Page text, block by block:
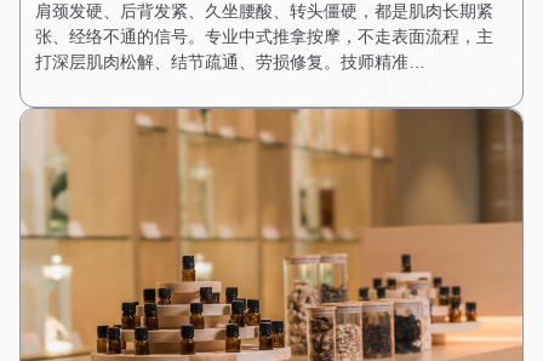
肩颈发硬、后背发紧、久坐腰酸、转头僵硬，都是肌肉长期紧
张、经络不通的信号。专业中式推拿按摩，不走表面流程，主
打深层肌肉松解、结节疏通、劳损修复。技师精准…